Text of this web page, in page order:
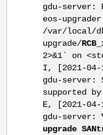
gdu-server:
eos-
/var/local/
upgrade/
2>&1` on
I, [2021-04-
gdu-server:
supported
E, [2021-04-
gdu-server:
upgrade